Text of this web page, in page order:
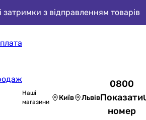
з відправленням товарів
Наші
магазини
Київ Львів
0800
Показати
номер